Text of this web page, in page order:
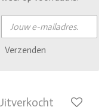
Verzenden